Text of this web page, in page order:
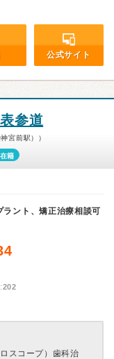
公式サイト
参道
宮前駅））
籍
ント、矯正治療相談可
202
スコープ）歯科治